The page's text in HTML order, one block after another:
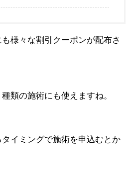
様々な割引クーポンが配布さ
類の施術にも使えますね。
イミングで施術を申込むとか